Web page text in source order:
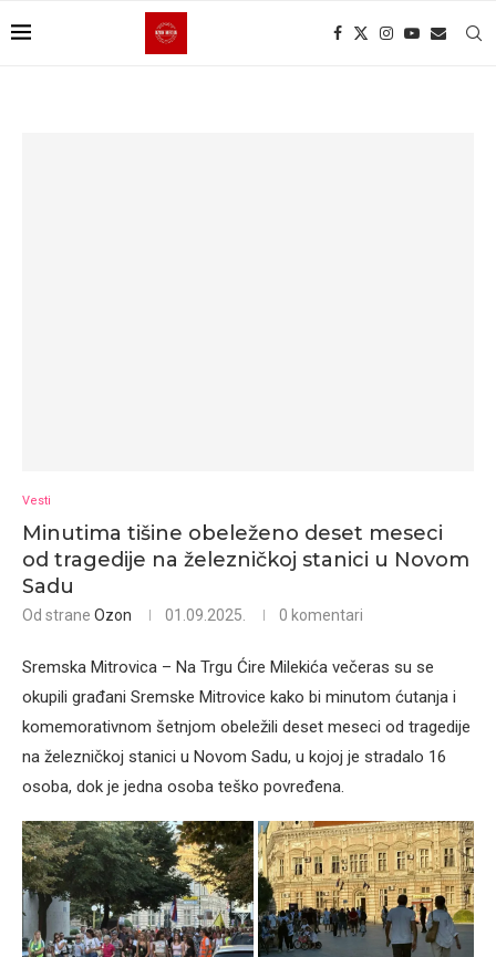
Vesti
Minutima tišine obeleženo deset meseci
od tragedije na železničkoj stanici u Novom
Sadu
Od strane Ozon 01.09.2025. 0 komentari
Sremska Mitrovica – Na Trgu Ćire Milekića večeras su se
okupili građani Sremske Mitrovice kako bi minutom ćutanja i
komemorativnom šetnjom obeležili deset meseci od tragedije
na železničkoj stanici u Novom Sadu, u kojoj je stradalo 16
osoba, dok je jedna osoba teško povređena.